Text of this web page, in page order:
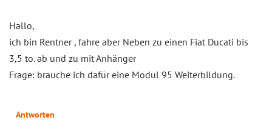
Hallo,
ich bin Rentner , fahre aber Neben zu einen Fiat Ducati bis
3,5 to. ab und zu mit Anhänger
Frage: brauche ich dafür eine Modul 95 Weiterbildung.
Antworten